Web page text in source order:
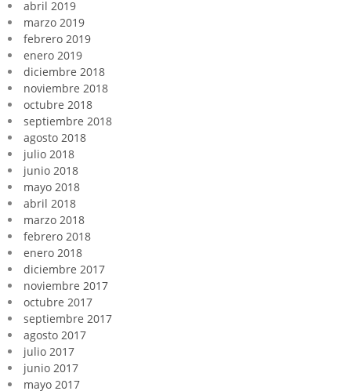
abril 2019
marzo 2019
febrero 2019
enero 2019
diciembre 2018
noviembre 2018
octubre 2018
septiembre 2018
agosto 2018
julio 2018
junio 2018
mayo 2018
abril 2018
marzo 2018
febrero 2018
enero 2018
diciembre 2017
noviembre 2017
octubre 2017
septiembre 2017
agosto 2017
julio 2017
junio 2017
mayo 2017